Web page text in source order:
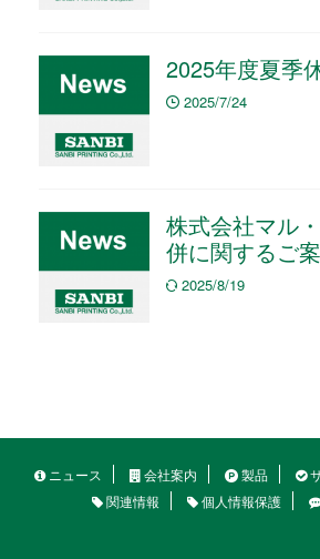
2025年度夏季
2025/7/24
株式会社マル
併に関するご
2025/8/19
ニュース 会社案内 製品
関連情報
個人情報保護